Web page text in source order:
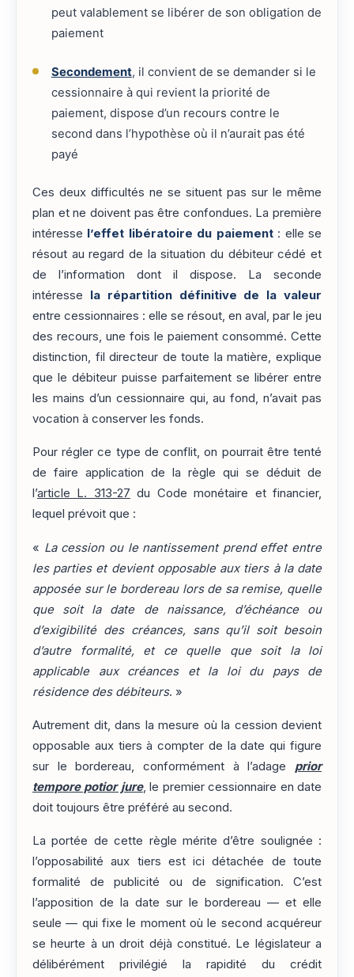
peut valablement se libérer de son obligation de
paiement
Secondement, il convient de se demander si le
cessionnaire à qui revient la priorité de
paiement, dispose d’un recours contre le
second dans l’hypothèse où il n’aurait pas été
payé
Ces deux difficultés ne se situent pas sur le même
plan et ne doivent pas être confondues. La première
intéresse l’effet libératoire du paiement: elle se
résout au regard de la situation du débiteur cédé et
de l’information dont il dispose. La seconde
intéresse la répartition définitive de la valeur
entre cessionnaires : elle se résout, en aval, par le jeu
des recours, une fois le paiement consommé. Cette
distinction, fil directeur de toute la matière, explique
que le débiteur puisse parfaitement se libérer entre
les mains d’un cessionnaire qui, au fond, n’avait pas
vocation à conserver les fonds.
Pour régler ce type de conflit, on pourrait être tenté
de faire application de la règle qui se déduit de
l’article L. 313-27 du Code monétaire et financier,
lequel prévoit que :
« La cession ou le nantissement prend effet entre
les parties et devient opposable aux tiers à la date
apposée sur le bordereau lors de sa remise, quelle
que soit la date de naissance, d’échéance ou
d’exigibilité des créances, sans qu’il soit besoin
d’autre formalité, et ce quelle que soit la loi
applicable aux créances et la loi du pays de
résidence des débiteurs. »
Autrement dit, dans la mesure où la cession devient
opposable aux tiers à compter de la date qui figure
sur le bordereau, conformément à l’adage prior
tempore potior jure, le premier cessionnaire en date
doit toujours être préféré au second.
La portée de cette règle mérite d’être soulignée :
l’opposabilité aux tiers est ici détachée de toute
formalité de publicité ou de signification. C’est
l’apposition de la date sur le bordereau — et elle
seule — qui fixe le moment où le second acquéreur
se heurte à un droit déjà constitué. Le législateur a
délibérément privilégié la rapidité du crédit